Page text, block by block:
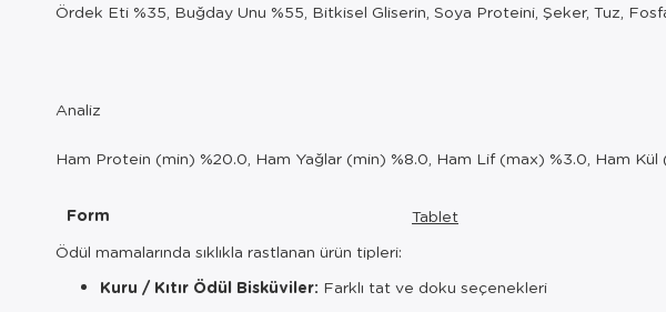
Ördek Eti %35, Buğday Unu %55, Bitkisel Gliserin, Soya Proteini, Şeker, Tuz,
Analiz
Ham Protein (min) %20.0, Ham Yağlar (min) %8.0, Ham Lif (max) %3.0, Ham
Form
Tablet
Ödül mamalarında sıklıkla rastlanan ürün tipleri:
Kuru / Kıtır Ödül Bisküviler: Farklı tat ve doku seçenekleri